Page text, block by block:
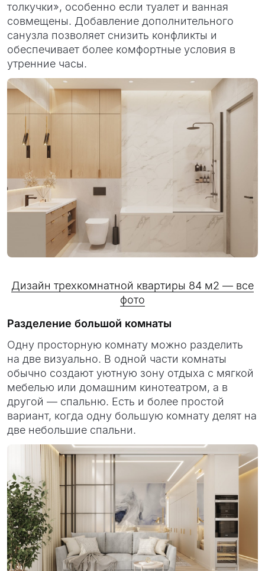
толкучки», особенно если туалет и ванная
совмещены. Добавление дополнительного
санузла позволяет снизить конфликты и
обеспечивает более комфортные условия в
утренние часы.
Дизайн трехкомнатной квартиры 84 м2 — все
фото
Разделение большой комнаты
Одну просторную комнату можно разделить
на две визуально. В одной части комнаты
обычно создают уютную зону отдыха с мягкой
мебелью или домашним кинотеатром, а в
другой — спальню. Есть и более простой
вариант, когда одну большую комнату делят на
две небольшие спальни.